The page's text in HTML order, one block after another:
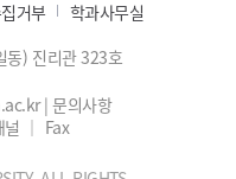
거부
학과사무실
동) 진리관 323호
| 문의사항
｜ Fax